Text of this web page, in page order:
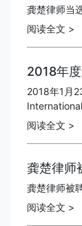
龚楚律师当
阅读全文 >
2018年1月
阅读全文 >
龚楚律师被
阅读全文 >